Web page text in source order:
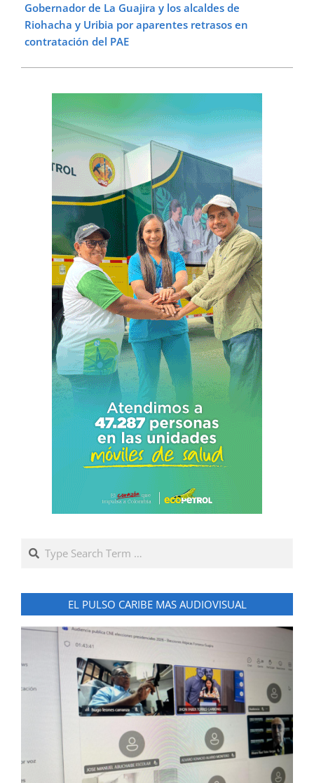
Gobernador de La Guajira y los alcaldes de
Riohacha y Uribia por aparentes retrasos en
contratación del PAE
Search
EL PULSO CARIBE MAS AUDIOVISUAL